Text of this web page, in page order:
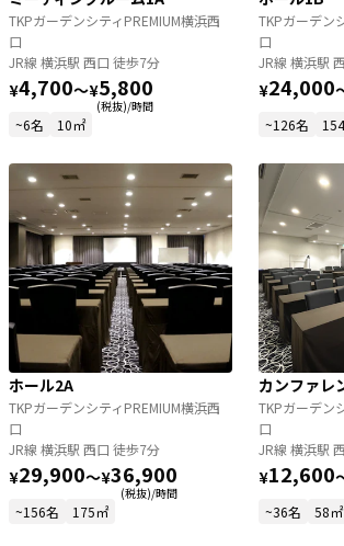
TKPガーデンシティPREMIUM横浜西
口
JR線 横浜駅 西口 徒歩7分
¥4,700〜¥5,800
(税抜)/時間
~6名 10㎡
TKPガーデン
口
JR線 横浜駅
¥24,000
~126名
ホール2A
TKPガーデンシティPREMIUM横浜西
口
JR線 横浜駅 西口 徒歩7分
¥29,900〜¥36,900
(税抜)/時間
~156名 175㎡
カンファレ
TKPガーデン
口
JR線 横浜駅
¥12,600
~36名 58㎡